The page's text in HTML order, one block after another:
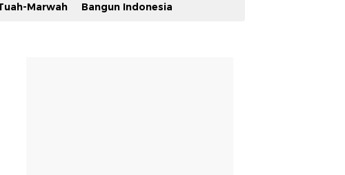
Marwah Bangun Indonesia